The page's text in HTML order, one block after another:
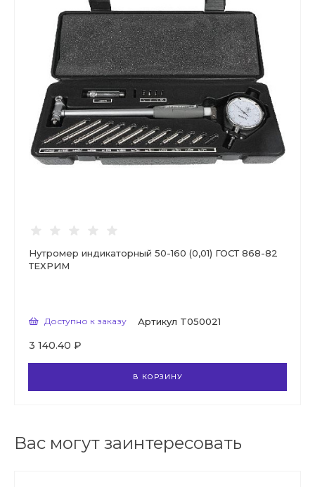
Нутромер индикаторный 50-160 (0,01) ГОСТ 868-82
ТЕХРИМ
Доступно к заказу Артикул T050021
3 140.40 ₽
В КОРЗИНУ
Вас могут заинтересовать